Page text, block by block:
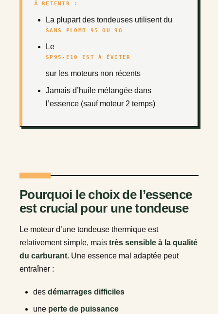
À RETENIR :
La plupart des tondeuses utilisent du
SANS PLOMB 95 OU 98
Le
SP95-E10 EST À ÉVITER
sur les moteurs non récents
Jamais d’huile mélangée dans
l’essence (sauf moteur 2 temps)
Pourquoi le choix de l’essence
est crucial pour une tondeuse
Le moteur d’une tondeuse thermique est
relativement simple, mais très sensible à la qualité
du carburant. Une essence mal adaptée peut
entraîner :
des démarrages difficiles
une perte de puissance